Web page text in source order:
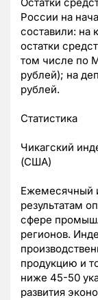
Остатки
России на
составили: на
остатки
том числе по
рублей); на
рублей.
Статистика
Чикагский
(США)
Ежемесячный
результатам
сфере
регионов.
продукцию и
ниже 45-50
развития